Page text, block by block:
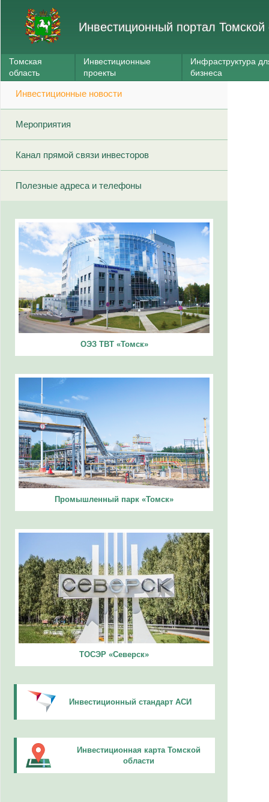
Инвестиционный портал Томской
Томская
область
Инвестиционные
проекты
Инфраструктура
бизнеса
Инвестиционные новости
Мероприятия
Канал прямой связи инвесторов
Полезные адреса и телефоны
ОЭЗ ТВТ «Томск»
Промышленный парк «Томск»
ТОСЭР «Северск»
Инвестиционный стандарт АСИ
Инвестиционная карта Томской
области